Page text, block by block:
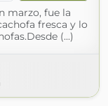
marzo, fue la
fresca y lo
(...)